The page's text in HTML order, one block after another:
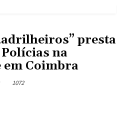
presta
na
em Coimbra
1072